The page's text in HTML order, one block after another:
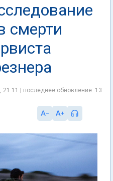
смерти
21:11 | последнее обновление: 13